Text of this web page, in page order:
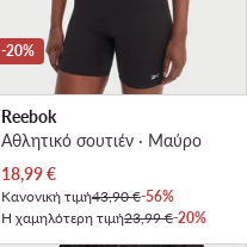
-20%
Reebok
Αθλητικό σουτιέν · Μαύρο
Τρέχουσα τιμή
18,99€
Κανονική τιμή43,90 €-56%
Η χαμηλότερη τιμή23,99 €-20%